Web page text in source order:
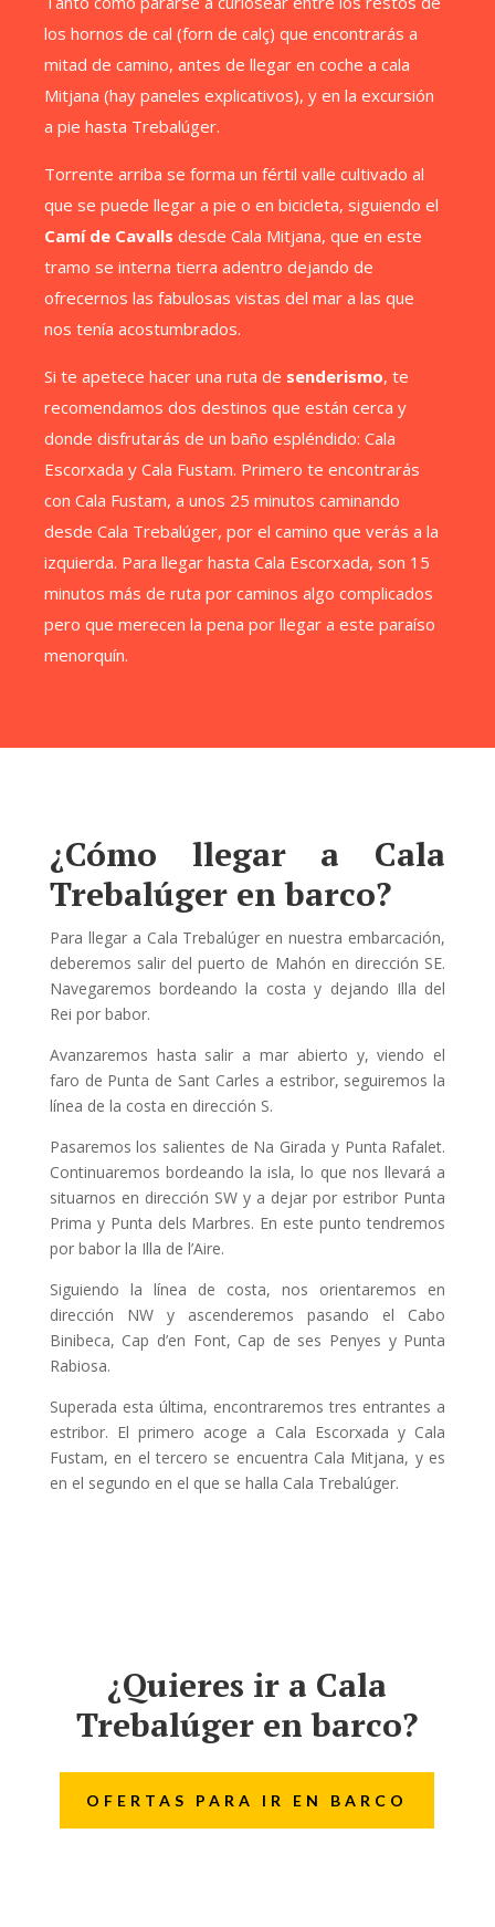
los hornos de cal (forn de calç) que encontrarás a
mitad de camino, antes de llegar en coche a cala
Mitjana (hay paneles explicativos), y en la excursión
a pie hasta Trebalúger.
Torrente arriba se forma un fértil valle cultivado al
que se puede llegar a pie o en bicicleta, siguiendo el
Camí de Cavalls desde Cala Mitjana, que en este
tramo se interna tierra adentro dejando de
ofrecernos las fabulosas vistas del mar a las que
nos tenía acostumbrados.
Si te apetece hacer una ruta de senderismo, te
recomendamos dos destinos que están cerca y
donde disfrutarás de un baño espléndido: Cala
Escorxada y Cala Fustam. Primero te encontrarás
con Cala Fustam, a unos 25 minutos caminando
desde Cala Trebalúger, por el camino que verás a la
izquierda. Para llegar hasta Cala Escorxada, son 15
minutos más de ruta por caminos algo complicados
pero que merecen la pena por llegar a este paraíso
menorquín.
¿Cómo llegar a Cala
Trebalúger en barco?
Para llegar a Cala Trebalúger en nuestra embarcación,
deberemos salir del puerto de Mahón en dirección SE.
Navegaremos bordeando la costa y dejando Illa del
Rei por babor.
Avanzaremos hasta salir a mar abierto y, viendo el
faro de Punta de Sant Carles a estribor, seguiremos la
línea de la costa en dirección S.
Pasaremos los salientes de Na Girada y Punta Rafalet.
Continuaremos bordeando la isla, lo que nos llevará a
situarnos en dirección SW y a dejar por estribor Punta
Prima y Punta dels Marbres. En este punto tendremos
por babor la Illa de l’Aire.
Siguiendo la línea de costa, nos orientaremos en
dirección NW y ascenderemos pasando el Cabo
Binibeca, Cap d’en Font, Cap de ses Penyes y Punta
Rabiosa.
Superada esta última, encontraremos tres entrantes a
estribor. El primero acoge a Cala Escorxada y Cala
Fustam, en el tercero se encuentra Cala Mitjana, y es
en el segundo en el que se halla Cala Trebalúger.
¿Quieres ir a Cala
Trebalúger en barco?
OFERTAS PARA IR EN BARCO